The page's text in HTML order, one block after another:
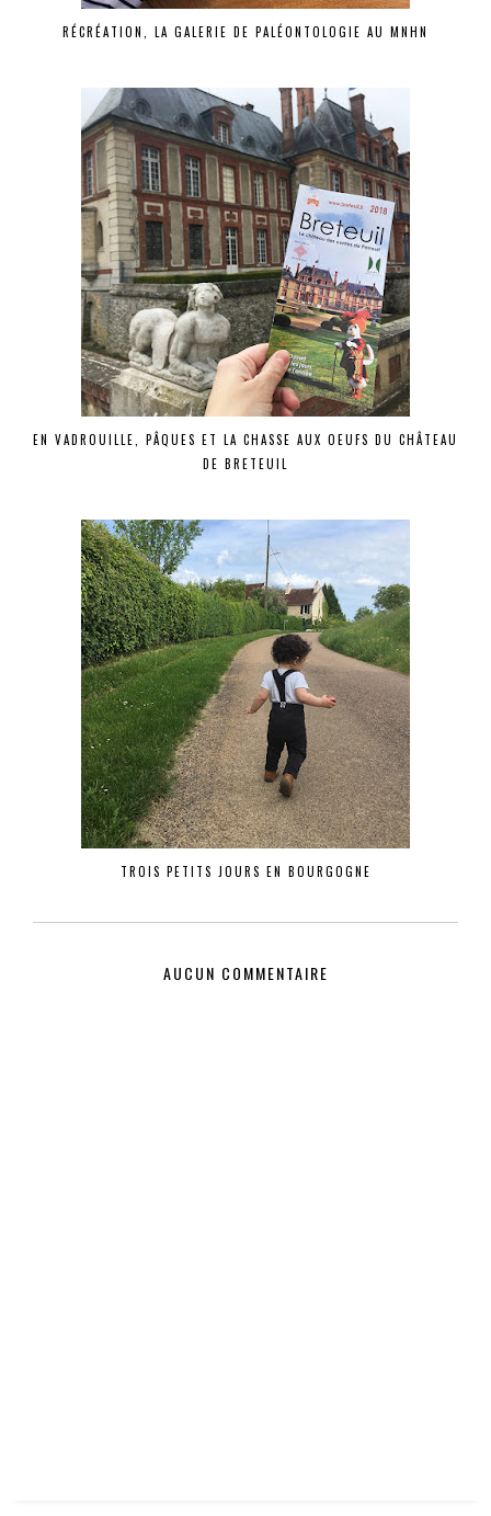
RÉCRÉATION, LA GALERIE DE PALÉONTOLOGIE AU MNHN
EN VADROUILLE, PÂQUES ET LA CHASSE AUX OEUFS DU CHÂTEAU
DE BRETEUIL
TROIS PETITS JOURS EN BOURGOGNE
AUCUN COMMENTAIRE